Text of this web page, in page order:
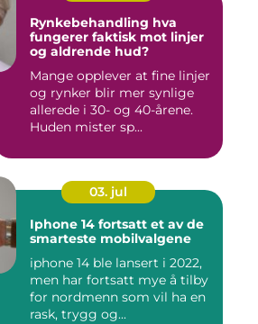
Rynkebehandling hva
fungerer faktisk mot linjer
og aldrende hud?
Mange opplever at fine linjer
og rynker blir mer synlige
allerede i 30- og 40-årene.
Huden mister sp...
03. jul
Iphone 14 fortsatt et av de
smarteste mobilvalgene
iphone 14 ble lansert i 2022,
men har fortsatt mye å tilby
for nordmenn som vil ha en
rask, trygg og...